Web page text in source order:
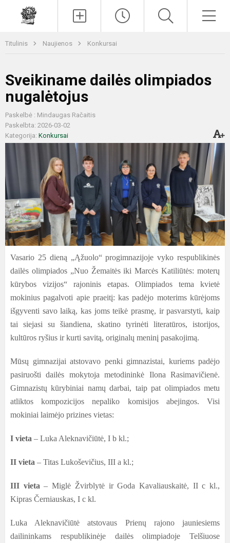
Titulinis Naujienos Konkursai
Sveikiname dailės olimpiados
nugalėtojus
Paskelbė : Mindaugas Račaitis
Paskelbta: 2026-03-02
Kategorija: Konkursai
Vasario 25 dieną „Ąžuolo“ progimnazijoje vyko respublikinės
dailės olimpiados „Nuo Žemaitės iki Marcės Katiliūtės: moterų
kūrybos vizijos“ rajoninis etapas. Olimpiados tema kvietė
mokinius pagalvoti apie praeitį: kas padėjo moterims kūrėjoms
išgyventi savo laiką, kas joms teikė prasmę, ir pasvarstyti, kaip
tai siejasi su šiandiena, skatino tyrinėti literatūros, istorijos,
kultūros ryšius ir kurti savitą, originalų meninį pasakojimą.
Mūsų gimnazijai atstovavo penki gimnazistai, kuriems padėjo
pasiruošti dailės mokytoja metodininkė Ilona Rasimavičienė.
Gimnazistų kūrybiniai namų darbai, taip pat olimpiados metu
atliktos kompozicijos nepaliko komisijos abejingos. Visi
mokiniai laimėjo prizines vietas:
I vieta – Luka Aleknavičiūtė, I b kl.;
II vieta – Titas Lukoševičius, III a kl.;
III vieta –Miglė Žvirblytė ir Goda Kavaliauskaitė, II c kl.,
Kipras Černiauskas, I c kl.
Luka Aleknavičiūtė atstovaus Prienų rajono jauniesiems
dailininkams respublikinėje dailės olimpiadoje Telšiuose